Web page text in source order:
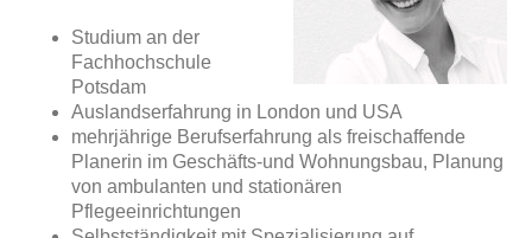
Studium an der
Fachhochschule
Potsdam
Auslandserfahrung in London und USA
mehrjährige Berufserfahrung als freischaffende
Planerin im Geschäfts-und Wohnungsbau, Planung
von ambulanten und stationären
Pflegeeinrichtungen